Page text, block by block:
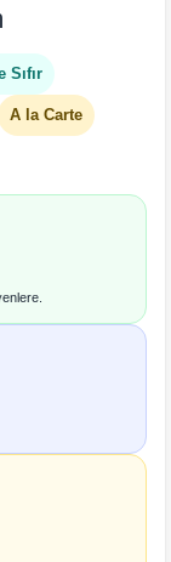
Sıfır
A la Carte